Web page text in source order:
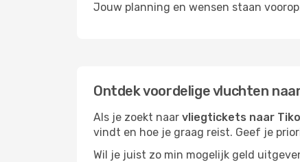
Jouw planning en wensen staan
Ontdek voordelige vluchten
Als je zoekt naar vliegtickets naar Tiko
vindt en hoe je graag reist. Geef je
Wil je juist zo min mogelijk geld